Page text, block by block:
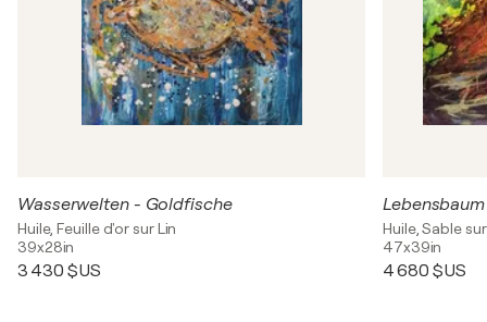
Wasserwelten - Goldfische
Huile, Feuille d'or sur Lin
39x28in
3 430 $US
Lebensbaum
Huile, Sable
47x39in
4 680 $US